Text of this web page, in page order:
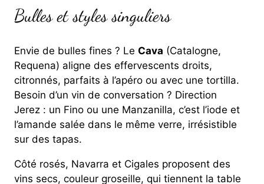
Bulles et styles singuliers
Envie de bulles fines ? Le Cava (Catalogne,
Requena) aligne des effervescents droits,
citronnés, parfaits à l’apéro ou avec une tortilla.
Besoin d’un vin de conversation ? Direction
Jerez : un Fino ou une Manzanilla, c’est l’iode et
l’amande salée dans le même verre, irrésistible
sur des tapas.
Côté rosés, Navarra et Cigales proposent des
vins secs, couleur groseille, qui tiennent la table